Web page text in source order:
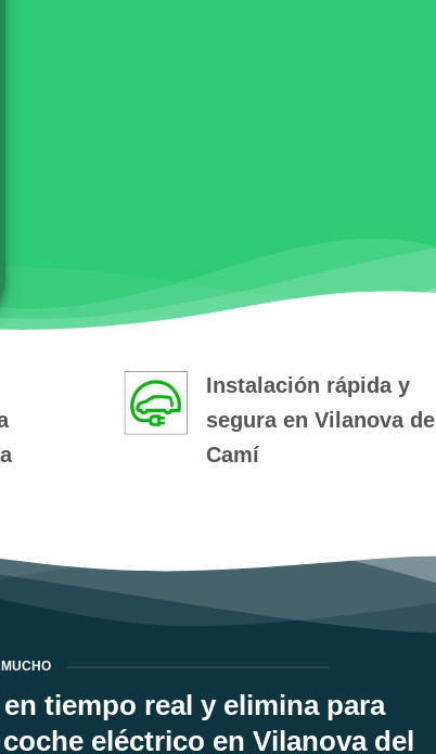
Instalación rápida y
segura en Vilanova del
Camí
tiempo real y elimina para
eléctrico en Vilanova del